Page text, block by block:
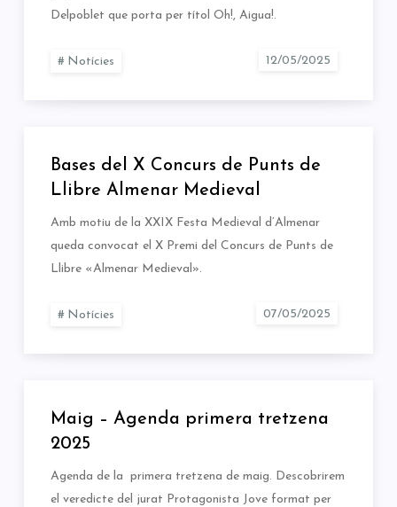
Delpoblet que porta per títol Oh!, Aigua!.
Notícies
Bases del X Concurs de Punts de
Llibre Almenar Medieval
Amb motiu de la XXIX Festa Medieval d’Almenar
queda convocat el X Premi del Concurs de Punts de
Llibre «Almenar Medieval».
Notícies
Maig – Agenda primera tretzena
2025
Agenda de la primera tretzena de maig. Descobrirem
el veredicte del jurat Protagonista Jove format per